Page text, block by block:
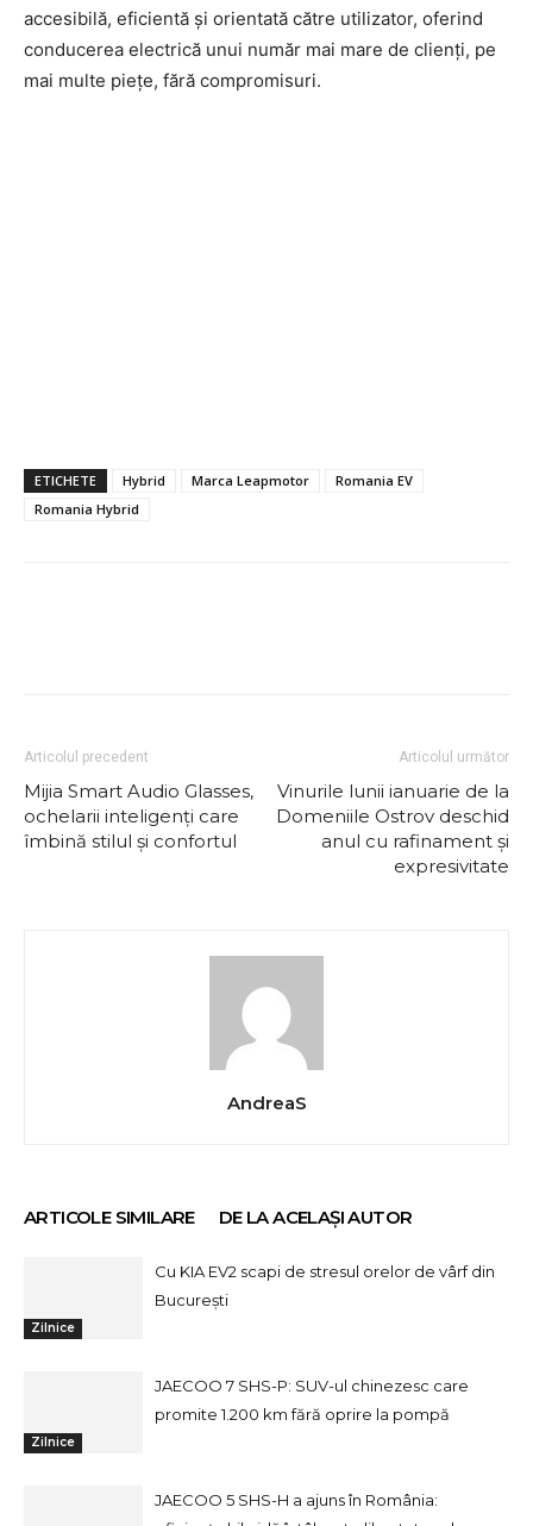
accesibilă, eficientă și orientată către utilizator, oferind
conducerea electrică unui număr mai mare de clienți, pe
mai multe piețe, fără compromisuri.
ETICHETE Hybrid Marca Leapmotor
Romania EV
Romania Hybrid
Articolul precedent
Mijia Smart Audio Glasses,
ochelarii inteligenți care
îmbină stilul și confortul
Articolul următor
Vinurile lunii ianuarie de la
Domeniile Ostrov deschid
anul cu rafinament și
expresivitate
AndreaS
ARTICOLE SIMILARE DE LA ACELAȘI AUTOR
Zilnice
Cu KIA EV2 scapi de stresul orelor de vârf din
București
Zilnice
JAECOO 7 SHS-P: SUV-ul chinezesc care
promite 1.200 km fără oprire la pompă
JAECOO 5 SHS-H a ajuns în România: